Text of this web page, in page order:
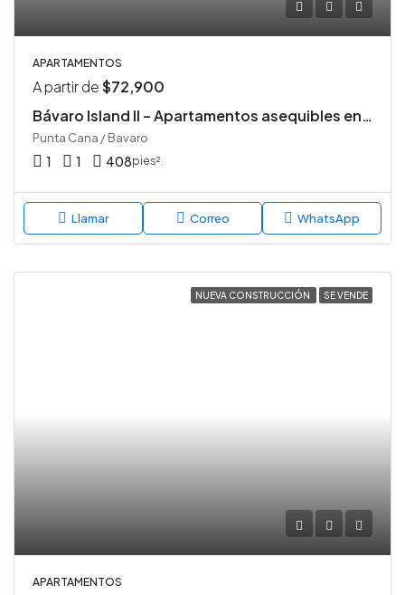
APARTAMENTOS
A partir de$72,900
Bávaro Island II – Apartamentos asequibles en venta en Punta Cana
Punta Cana / Bavaro
1 1 408pies².
Llamar Correo WhatsApp
NUEVA CONSTRUCCIÓN SE VENDE
APARTAMENTOS